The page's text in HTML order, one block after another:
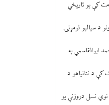
کې یو تاریخي
د سیالیو لومړنۍ
ابوالقاسمي په
کې د نتانیاهو د
نسل دروزنې یو